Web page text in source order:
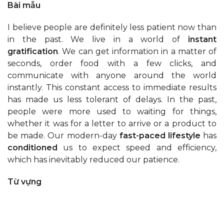
Bài mẫu
I believe people are definitely less patient now than
in the past. We live in a world of instant
gratification. We can get information in a matter of
seconds, order food with a few clicks, and
communicate with anyone around the world
instantly. This constant access to immediate results
has made us less tolerant of delays. In the past,
people were more used to waiting for things,
whether it was for a letter to arrive or a product to
be made. Our modern-day fast-paced lifestyle has
conditioned
us to expect speed and efficiency,
which has inevitably reduced our patience.
Từ vựng